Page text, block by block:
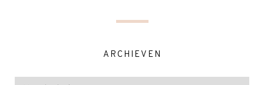
ARCHIEVEN